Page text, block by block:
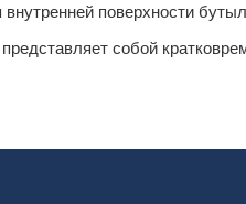
поверхности
собой